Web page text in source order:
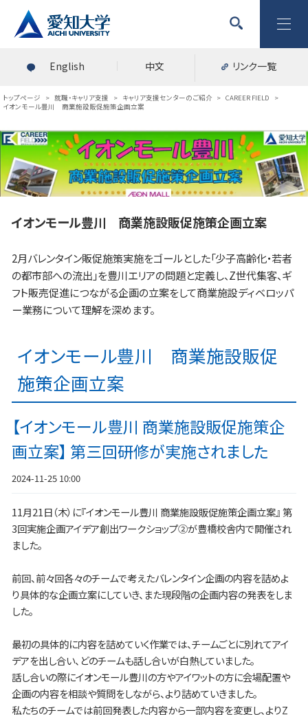
English 中文 リンク一覧
トップページ > 就職・キャリア支援 > キャリア支援センターのご紹介 > CAREER FIELD
>
イオンモール豊川 商業施設販促施策企画立案
イオンモール豊川 商業施設販促施策企画立案
2月バレンタイン販促施策実施をゴールとした「少子高齢化・若者
の都市部への流出」を豊川エリアの問題と定義し、Z世代集客、ギ
フト販売促進につながる企画の立案をして商業施設ディベロッパ
ー業務について理解を深めます。
イオンモール豊川 商業施設販促
施策企画立案
【イオンモール豊川 商業施設販促施策企
画立案】 第三回研修が実施されました
2024-11-25 10:00
11月21日（木）に『イオンモール豊川 商業施設販促施策企画立案』 第
3回実施企画アイデア創出ワークショップ②が豊橋校舎内で開催され
ました。
前回、前々回各々のチームで考えたバレンタイン企画の内容を詰めよ
り具体的な企画立案にしていき、また現段階の企画内容の発表をしま
した。
最初の具体的に内容を詰めていく作業では、チームごとに別れてアイ
デアを出し合い、どのチームも話し合いが白熱していました。
話し合いの際にイオンモール豊川の方やアイワットの方に会場配置や
企画の内容を相談や質問をしながら、より詰めていきました。
私たちのチームでは前回発表した内容から一部内容を変更し、よりZ